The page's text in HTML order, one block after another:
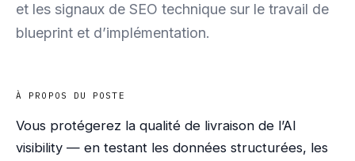
et les signaux de SEO technique sur le travail de
blueprint et d’implémentation.
À PROPOS DU POSTE
Vous protégerez la qualité de livraison de l’AI
visibility — en testant les données structurées, les